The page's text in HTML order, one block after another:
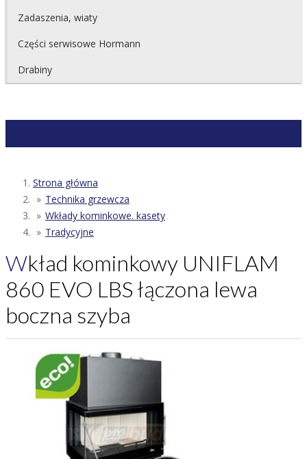
Zadaszenia, wiaty
Części serwisowe Hormann
Drabiny
Strona główna
Technika grzewcza
Wkłady kominkowe. kasety
Tradycyjne
Wkład kominkowy UNIFLAM
860 EVO LBS łączona lewa
boczna szyba